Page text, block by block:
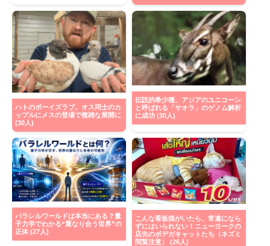
ハトのボーイズラブ。オス同士のカ
ップルにメスの登場で複雑な展開に
(30人)
伝説的希少種、アジアのユニコーン
と呼ばれる「サオラ」のゲノム解析
に成功 (30人)
パラレルワールドは本当にある？量
子力学でわかる“重なり合う世界”の
正体 (27人)
こんな看板猫がいたら、常連になら
ずにはいられない！ニューヨークの
店先のボデガキャットたち（ネズミ
閲覧注意） (26人)